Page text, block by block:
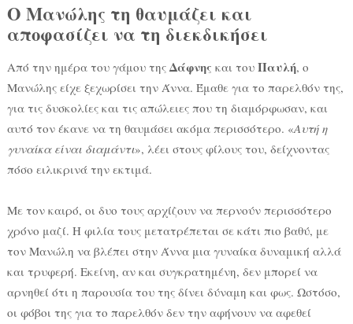
Ο Μανώλης τη θαυμάζει και
αποφασίζει να τη διεκδικήσει
Από την ημέρα του γάμου τηςΔάφνης και του Παυλή, ο
Μανώλης είχε ξεχωρίσει την Άννα. Έμαθε για το παρελθόν της,
για τις δυσκολίες και τις απώλειες που τη διαμόρφωσαν, και
αυτό τον έκανε να τη θαυμάσει ακόμα περισσότερο. «Αυτή η
γυναίκα είναι διαμάντι», λέει στους φίλους του, δείχνοντας
πόσο ειλικρινά την εκτιμά.
Με τον καιρό, οι δυο τους αρχίζουν να περνούν περισσότερο
χρόνο μαζί. Η φιλία τους μετατρέπεται σε κάτι πιο βαθύ, με
τον Μανώλη να βλέπει στην Άννα μια γυναίκα δυναμική αλλά
και τρυφερή. Εκείνη, αν και συγκρατημένη, δεν μπορεί να
αρνηθεί ότι η παρουσία του της δίνει δύναμη και φως. Ωστόσο,
οι φόβοι της για το παρελθόν δεν την αφήνουν να αφεθεί